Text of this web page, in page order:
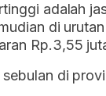
adalah
di
Rp.3,55
di